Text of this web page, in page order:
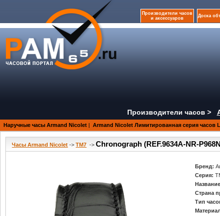
Производители часов
и аксессуаров
Доска
Производители часов >
Наручные часы Armand Nicolet | Armand Nicolet Лимитированная серия часов
Часы Armand Nicolet ->TM7 ->Chronograph (REF.9634A-NR-
Бренд:
Серия:
Страна
Тип